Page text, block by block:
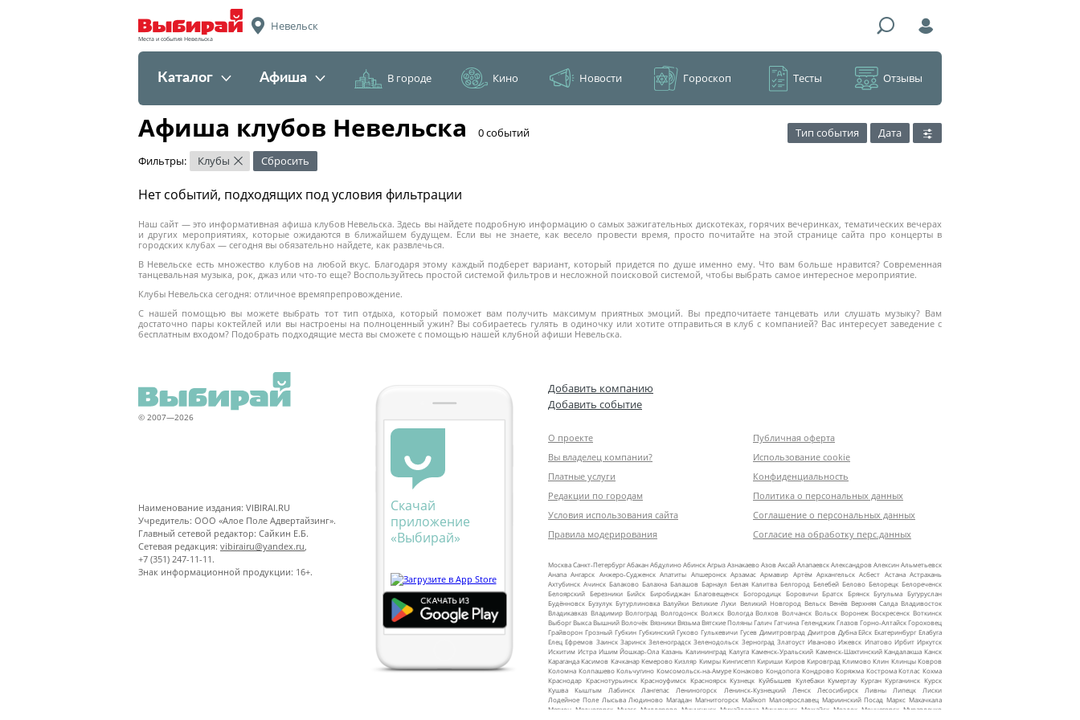
Места и события Невельска
Невельск
Каталог Афиша В городе Кино Новости Гороскоп Тесты Отзывы
Афиша клубов Невельска ​0 событий Тип события
Дата
Фильтры:
Клубы × Сбросить
Наш сайт — это информативная афиша клубов Невельска. Здесь вы найдете подробную информацию о самых зажигательных дискотеках, горячих вечеринках, тематических вечерах
и других мероприятиях, которые ожидаются в ближайшем будущем. Если вы не знаете, как весело провести время, просто почитайте на этой странице сайта про концерты в
городских клубах — сегодня вы обязательно найдете, как развлечься.
В Невельске есть множество клубов на любой вкус. Благодаря этому каждый подберет вариант, который придется по душе именно ему. Что вам больше нравится? Современная
танцевальная музыка, рок, джаз или что-то еще? Воспользуйтесь простой системой фильтров и несложной поисковой системой, чтобы выбрать самое интересное мероприятие.
Клубы Невельска сегодня: отличное времяпрепровождение.
С нашей помощью вы можете выбрать тот тип отдыха, который поможет вам получить максимум приятных эмоций. Вы предпочитаете танцевать или слушать музыку? Вам
достаточно пары коктейлей или вы настроены на полноценный ужин? Вы собираетесь гулять в одиночку или хотите отправиться в клуб с компанией? Вас интересует заведение с
бесплатным входом? Подобрать подходящие места вы сможете с помощью нашей клубной афиши Невельска.
Нет событий, подходящих под условия фильтрации
© 2007—2026
Наименование издания: VIBIRAI.RU
Учредитель: ООО «Алое Поле Адвертайзинг».
Главный сетевой редактор: Сайкин Е.Б.
Сетевая редакция: vibirairu@yandex.ru
+7 (351) 247-11-11.
Знак информационной продукции: 16+.
Скачай
приложение
«Выбирай»
Добавить компанию
Добавить событие
О проекте
Вы владелец компании?
Платные услуги
Редакции по городам
Условия использования сайта
Правила модерирования
Публичная оферта
Использование cookie
Конфиденциальность
Политика о персональных данных
Соглашение о персональных данных
Согласие на обработку перс.данных
МоскваСанкт‑ПетербургАбаканАбдулиноАбинскАгрызАзнакаевоАзовАксайАлапаевскАлександровАлексинАльметьевск
Анапа Ангарск Анжеро‑Судженск Апатиты Апшеронск Арзамас Армавир Артём Архангельск Асбест Астана Астрахань
Ахтубинск Ачинск Балаково Балахна Балашов Барнаул Белая Калитва Белгород Белебей Белово Белорецк Белореченск
Белоярский Березники Бийск Биробиджан Благовещенск Богородицк Боровичи Братск Брянск Бугульма Бугуруслан
Будённовск Бузулук Бутурлиновка Валуйки Великие Луки Великий Новгород Вельск Венёв Верхняя Салда Владивосток
Владикавказ Владимир Волгоград Волгодонск Волжск Вологда Волхов Волчанск Вольск Воронеж Воскресенск Воткинск
ВыборгВыкса Вышний Волочёк Вязники Вязьма Вятские Поляны Галич Гатчина Геленджик Глазов Горно‑АлтайскГороховец
Грайворон Грозный Губкин Губкинский Гуково Гулькевичи Гусев Димитровград Дмитров Дубна Ейск Екатеринбург Елабуга
Елец Ефремов Заинск Заринск Зеленоградск Зеленодольск Зерноград Златоуст Иваново Ижевск Ипатово Ирбит Иркутск
Искитим Истра Ишим Йошкар‑Ола Казань Калининград Калуга Каменск‑Уральский Каменск‑Шахтинский Кандалакша Канск
Караганда Касимов Качканар Кемерово Кизляр Кимры Кингисепп Кириши Киров Кировград Климово Клин Клинцы Ковров
Коломна Колпашево Кольчугино Комсомольск‑на‑Амуре Конаково Кондопога Кондрово Коряжма Кострома Котлас Кохма
Краснодар Краснотурьинск Красноуфимск Красноярск Кузнецк Куйбышев Кулебаки Кумертау Курган Курганинск Курск
Кушва
Кыштым Лабинск Лангепас Лениногорск Ленинск‑Кузнецкий Ленск Лесосибирск Ливны Липецк
Лиски
Лодейное Поле Лысьва Людиново Магадан Магнитогорск Майкоп Малоярославец Мариинский Посад Маркс Махачкала
Мегион Медногорск Миасс Миллерово Минусинск Михайловка Мичуринск Можайск Моздок Мончегорск Муравленко